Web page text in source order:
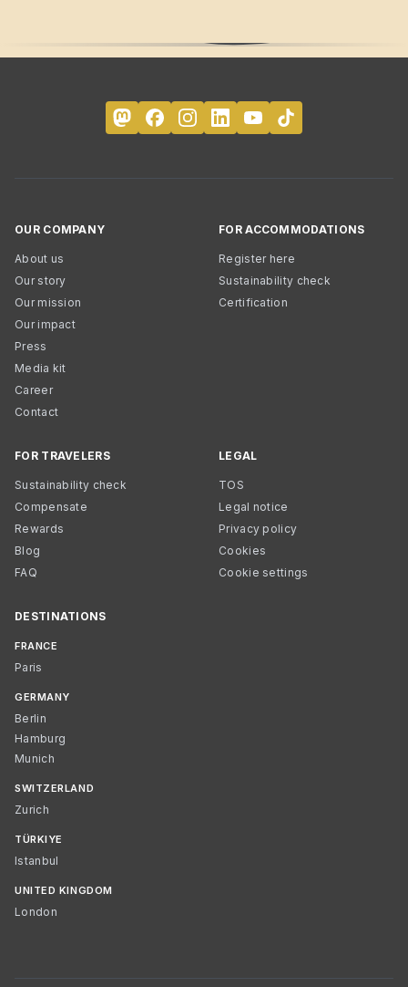
OUR COMPANY
About us
Our story
Our mission
Our impact
Press
Media kit
Career
Contact
FOR ACCOMMODATIONS
Register here
Sustainability check
Certification
FOR TRAVELERS
Sustainability check
Compensate
Rewards
Blog
FAQ
LEGAL
TOS
Legal notice
Privacy policy
Cookies
Cookie settings
DESTINATIONS
FRANCE
Paris
GERMANY
Berlin
Hamburg
Munich
SWITZERLAND
Zurich
TÜRKIYE
Istanbul
UNITED KINGDOM
London